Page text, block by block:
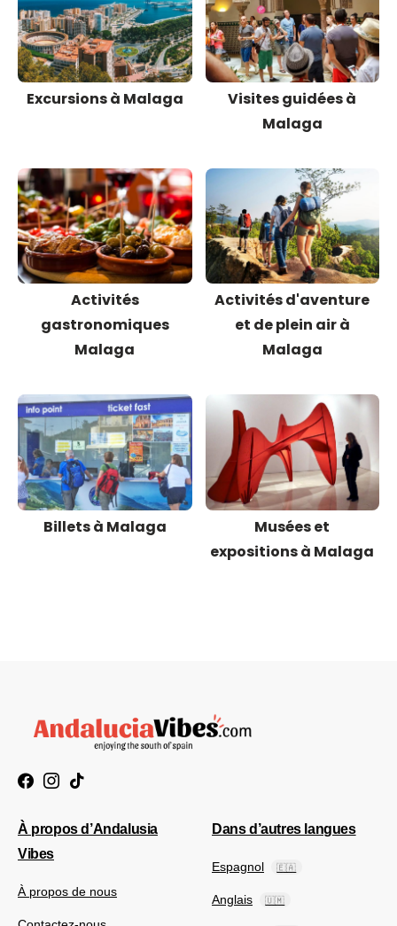
Excursions à Malaga
Visites guidées à
Malaga
Activités
gastronomiques
Malaga
Activités d'aventure
et de plein air à
Malaga
Billets à Malaga
Musées et
expositions à Malaga
À propos d’Andalusia
Vibes
À propos de nous
Dans d’autres langues
Espagnol 🇪🇦
Anglais 🇺🇲